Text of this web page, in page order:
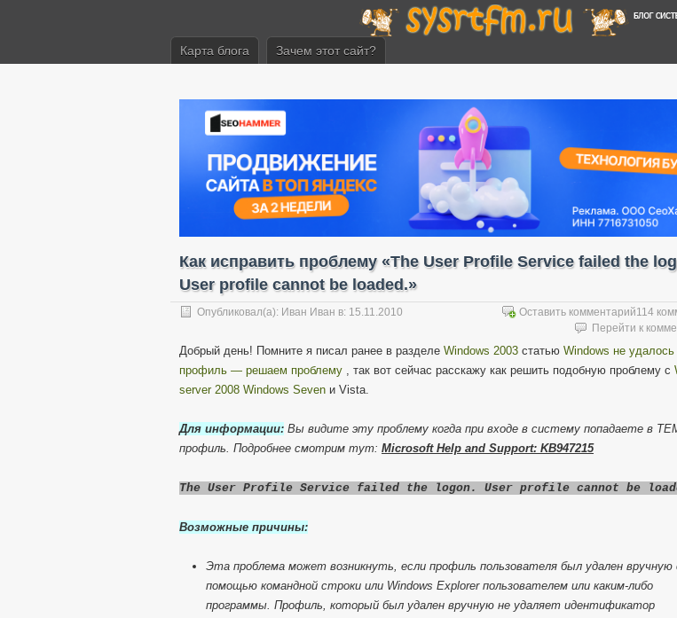
Карта блога Зачем этот сайт?
Как исправить проблему «The User Profile Service failed the
User profile cannot be loaded.»
Опубликовал(а): Иван Иван в: 15.11.2010 Оставить комментарий114
Перейти к
Добрый день! Помните я писал ранее в разделе Windows 2003 статью Windows не удалось
профиль — решаем проблему , так вот сейчас расскажу как решить подобную проблему с
server 2008 Windows Seven и Vista.
Для информации: Вы видите эту проблему когда при входе в систему попадаете в
профиль. Подробнее смотрим тут: Microsoft Help and Support: KB947215
The User Profile Service failed the logon. User profile cannot be
Возможные причины:
Эта проблема может возникнуть, если профиль пользователя был удален вручную
помощью командной строки или Windows Explorer пользователем или каким-либо
программы. Профиль, который был удален вручную не удаляет идентификатор